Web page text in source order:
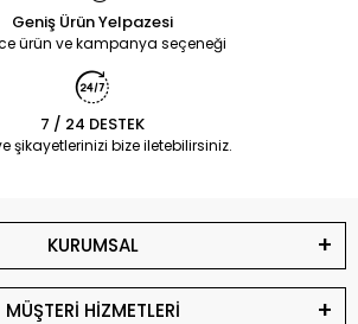
Geniş Ürün Yelpazesi
ürün ve kampanya seçeneği
7 / 24 DESTEK
şikayetlerinizi bize iletebilirsiniz.
KURUMSAL
MÜŞTERİ HİZMETLERİ